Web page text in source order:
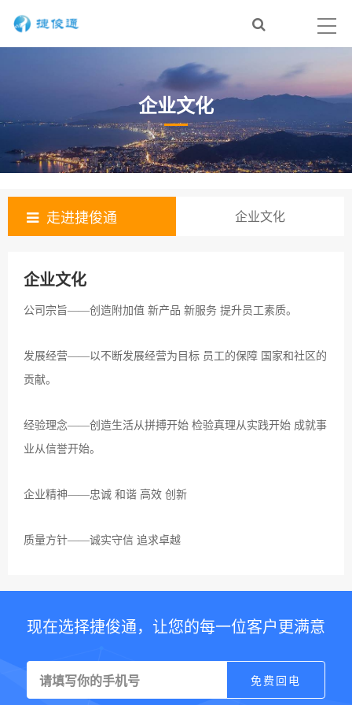
企业文化
走进捷俊通 企业文化
企业文化
公司宗旨——创造附加值 新产品 新服务 提升员工素质。
发展经营——以不断发展经营为目标 员工的保障 国家和社区的
贡献。
经验理念——创造生活从拼搏开始 检验真理从实践开始 成就事
业从信誉开始。
企业精神——忠诚 和谐 高效 创新
质量方针——诚实守信 追求卓越
现在选择捷俊通，让您的每一位客户更满意